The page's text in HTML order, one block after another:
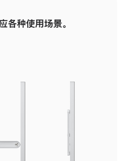
各种使用场景。